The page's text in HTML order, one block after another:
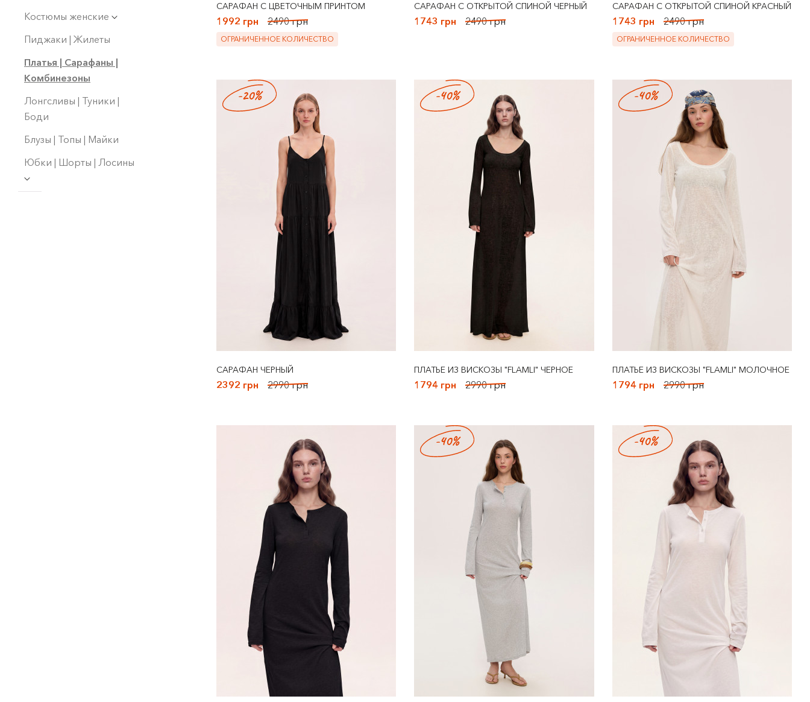
Костюмы женские
Пиджаки | Жилеты
Платья | Сарафаны |
Комбинезоны
Лонгсливы | Туники |
Боди
Блузы | Топы | Майки
Юбки | Шорты | Лосины
САРАФАН С ЦВЕТОЧНЫМ ПРИНТОМ
1992 грн 2490 грн
ОГРАНИЧЕННОЕ КОЛИЧЕСТВО
САРАФАН С ОТКРЫТОЙ СПИНОЙ ЧЕРНЫЙ
1743 грн 2490 грн
САРАФАН С ОТКРЫТОЙ СПИНОЙ КРАСНЫЙ
1743 грн 2490 грн
ОГРАНИЧЕННОЕ КОЛИЧЕСТВО
САРАФАН ЧЕРНЫЙ
2392 грн 2990 грн
-20%
ПЛАТЬЕ ИЗ ВИСКОЗЫ "FLAMLI" ЧЕРНОЕ
1794 грн 2990 грн
-40%
ПЛАТЬЕ ИЗ ВИСКОЗЫ "FLAMLI" МОЛОЧНОЕ
1794 грн 2990 грн
-40%
-40% -40%